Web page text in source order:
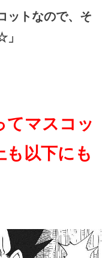
ットなので、そ
てマスコッ
も以下にも